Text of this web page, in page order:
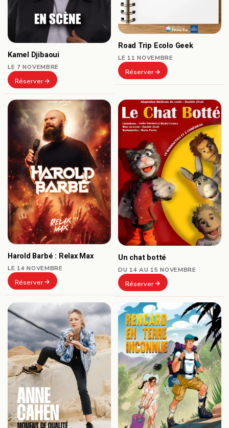
Kamel Djibaoui
LE 7 NOVEMBRE
Réserver
Road Trip Ecolo Geek
LE 11 NOVEMBRE
Réserver
Harold Barbé : Relax Max
LE 14 NOVEMBRE
Réserver
Un chat botté
DU 14 AU 15 NOVEMBRE
Réserver